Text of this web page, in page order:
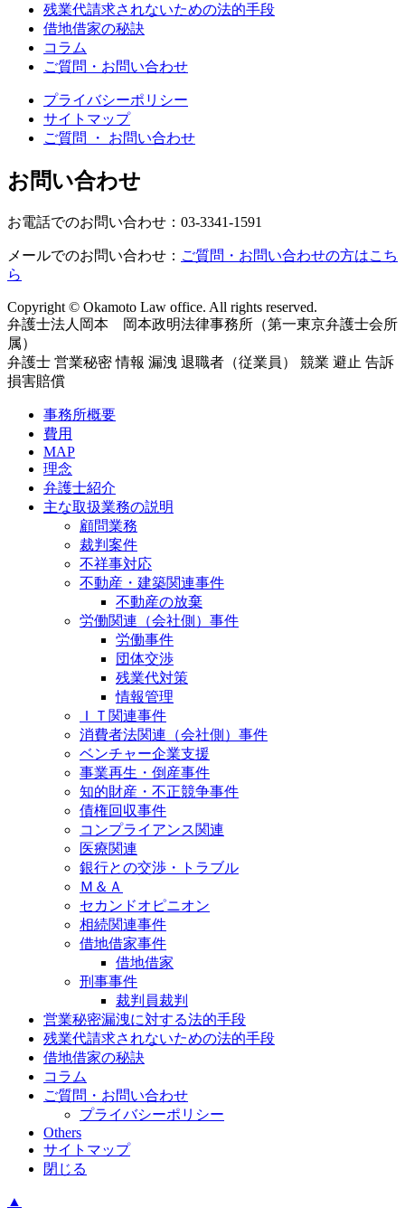
残業代請求されないための法的手段
借地借家の秘訣
コラム
ご質問・お問い合わせ
プライバシーポリシー
サイトマップ
ご質問 ・ お問い合わせ
お問い合わせ
お電話でのお問い合わせ：03-3341-1591
メールでのお問い合わせ： ご質問・お問い合わせの方はこち
ら
Copyright © Okamoto Law office. All rights reserved.
弁護士法人岡本 岡本政明法律事務所（第一東京弁護士会所
属）
弁護士 営業秘密 情報 漏洩 退職者（従業員） 競業 避止 告訴
損害賠償
事務所概要
費用
MAP
理念
弁護士紹介
主な取扱業務の説明
顧問業務
裁判案件
不祥事対応
不動産・建築関連事件
不動産の放棄
労働関連（会社側）事件
労働事件
団体交渉
残業代対策
情報管理
ＩＴ関連事件
消費者法関連（会社側）事件
ベンチャー企業支援
事業再生・倒産事件
知的財産・不正競争事件
債権回収事件
コンプライアンス関連
医療関連
銀行との交渉・トラブル
Ｍ＆Ａ
セカンドオピニオン
相続関連事件
借地借家事件
借地借家
刑事事件
裁判員裁判
営業秘密漏洩に対する法的手段
残業代請求されないための法的手段
借地借家の秘訣
コラム
ご質問・お問い合わせ
プライバシーポリシー
Others
サイトマップ
閉じる
▲